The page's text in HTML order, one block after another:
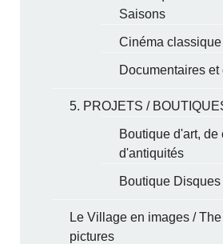
Saisons
Cinéma
Documentaires
5. PROJETS /
Boutique d'art,
d'antiquités
Boutique Disques
Le Village en images /
pictures